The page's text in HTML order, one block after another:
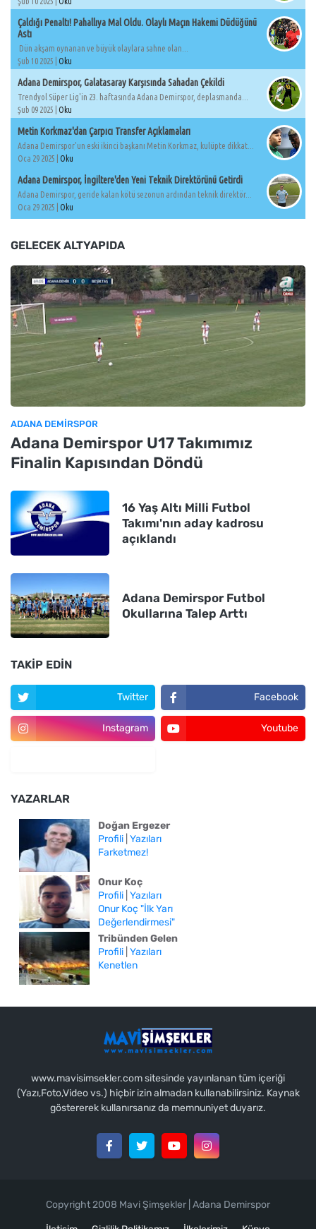
Çaldığı Penaltı! Pahallıya Mal Oldu. Olaylı Maçın Hakemi Düdüğünü
Astı
Dün akşam oynanan ve büyük olaylara sahne olan...
Şub 10 2025 | Oku
Adana Demirspor, Galatasaray Karşısında Sahadan Çekildi
Trendyol Süper Lig'in 23. haftasında Adana Demirspor, deplasmanda...
Şub 09 2025 | Oku
Metin Korkmaz'dan Çarpıcı Transfer Açıklamaları
Adana Demirspor'un eski ikinci başkanı Metin Korkmaz, kulüpte dikkat...
Oca 29 2025 | Oku
Adana Demirspor, İngiltere'den Yeni Teknik Direktörünü Getirdi
Adana Demirspor, geride kalan kötü sezonun ardından teknik direktör...
Oca 29 2025 | Oku
GELECEK ALTYAPIDA
ADANA DEMIRSPOR
Adana Demirspor U17 Takımımız
Finalin Kapısından Döndü
16 Yaş Altı Milli Futbol
Takımı'nın aday kadrosu
açıklandı
Adana Demirspor Futbol
Okullarına Talep Arttı
TAKIP EDIN
Twitter Facebook
Instagram Youtube
YAZARLAR
Doğan Ergezer
Profili Yazıları
Farketmez!
Onur Koç
Profili Yazıları
Onur Koç "İlk Yarı
Değerlendirmesi"
Tribünden Gelen
Profili Yazıları
Kenetlen
www.mavisimsekler.com sitesinde yayınlanan tüm içeriği
(Yazı,Foto,Video vs.) hiçbir izin almadan kullanabilirsiniz. Kaynak
göstererek kullanırsanız da memnuniyet duyarız.
Copyright 2008 Mavi Şimşekler | Adana Demirspor